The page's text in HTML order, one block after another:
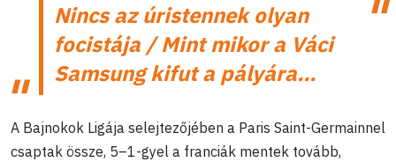
Nincs az úristennek olyan
focistája / Mint mikor a Váci
Samsung kifut a pályára…
A Bajnokok Ligája selejtezőjében a Paris Saint-Germainnel
csaptak össze, 5–1-gyel a franciák mentek tovább,